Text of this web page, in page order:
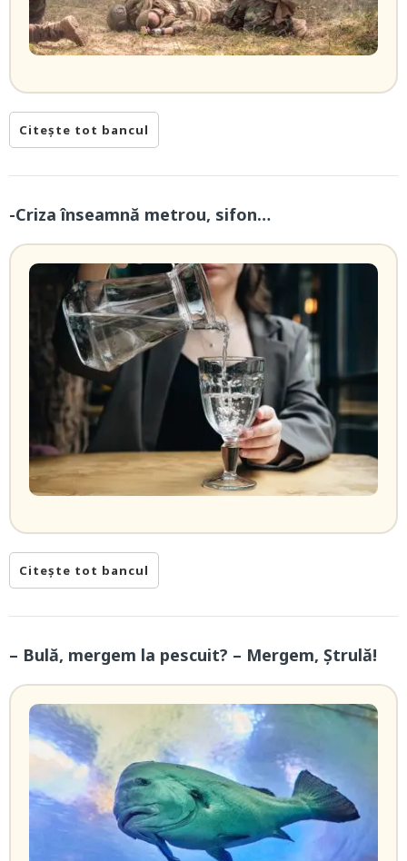
Citește tot bancul
-Criza înseamnă metrou, sifon…
Citește tot bancul
– Bulă, mergem la pescuit? – Mergem, Ștrulă!